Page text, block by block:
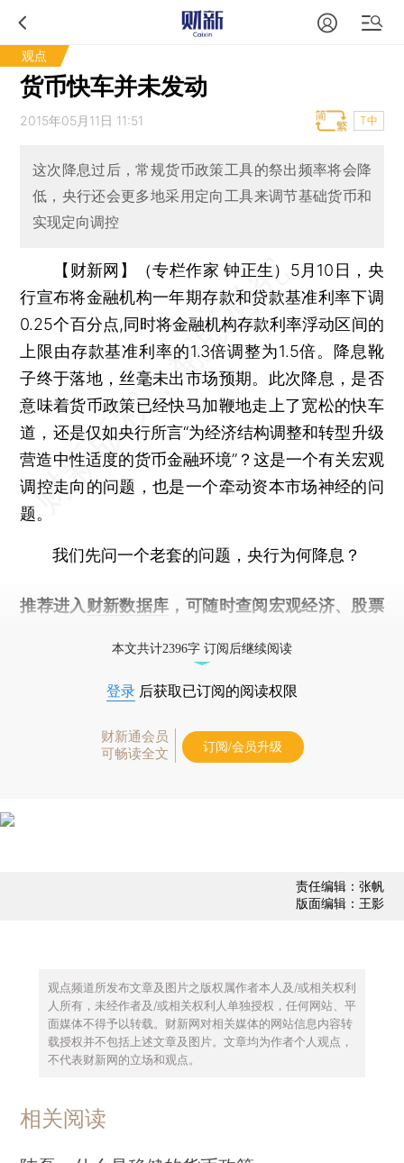
观点
货币快车并未发动
2015年05月11日 11:51 T中
这次降息过后，常规货币政策工具的祭出频率将会降
低，央行还会更多地采用定向工具来调节基础货币和
实现定向调控
【财新网】（专栏作家 钟正生） 5月10日，央
行宣布将金融机构一年期存款和贷款基准利率下调
0.25个百分点,同时将金融机构存款利率浮动区间的
上限由存款基准利率的1.3倍调整为1.5倍。降息靴
子终于落地，丝毫未出市场预期。此次降息，是否
意味着货币政策已经快马加鞭地走上了宽松的快车
道，还是仅如央行所言“为经济结构调整和转型升级
营造中性适度的货币金融环境”？这是一个有关宏观
调控走向的问题，也是一个牵动资本市场神经的问
题。
我们先问一个老套的问题，央行为何降息？
推荐进入 财新数据库 ，可随时查阅宏观经济、股票
本文共计2396字 订阅后继续阅读
登录 后获取已订阅的阅读权限
财新通会员
可畅读全文
订阅/会员升级
责任编辑：张帆
版面编辑：王影
观点频道所发布文章及图片之版权属作者本人及/或相关权利
人所有，未经作者及/或相关权利人单独授权，任何网站、平
面媒体不得予以转载。财新网对相关媒体的网站信息内容转
载授权并不包括上述文章及图片。文章均为作者个人观点，
不代表财新网的立场和观点。
相关阅读